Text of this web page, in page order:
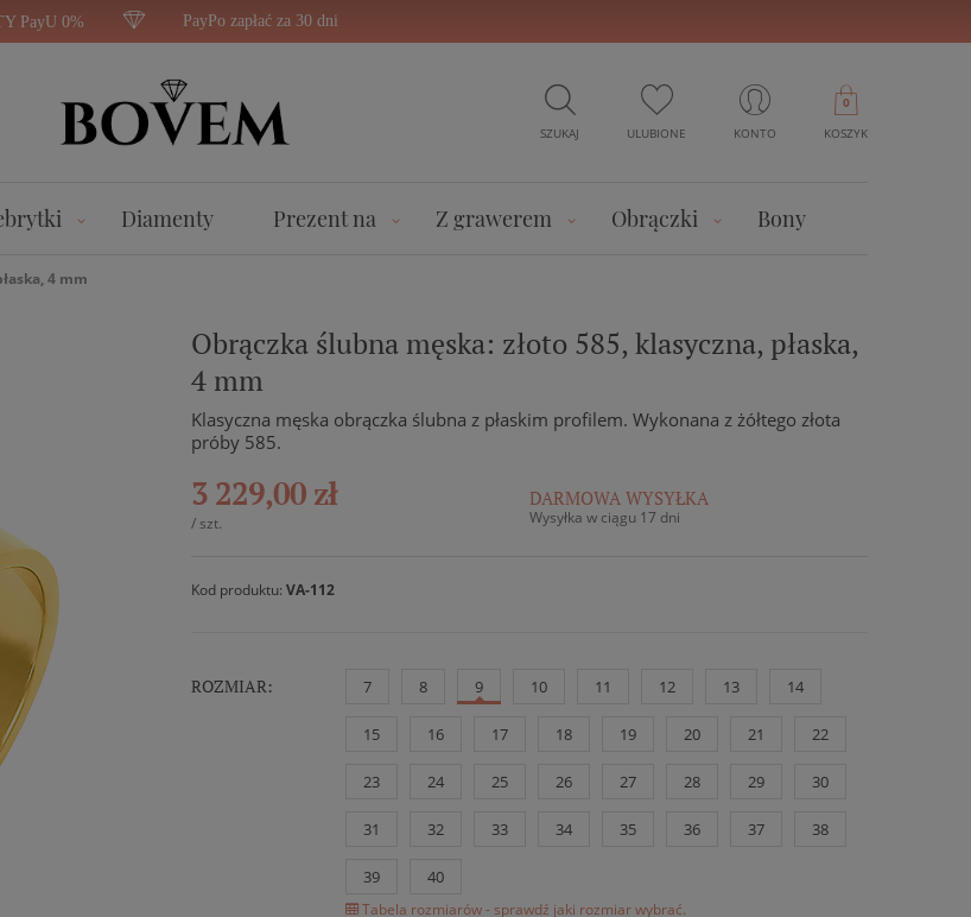
PayU 0% PayPo zapłać za 30 dni
SZUKAJ ULUBIONE KONTO KOSZYK
0
Diamenty Prezent na Z grawerem Obrączki Bony
4 mm
Obrączka ślubna męska: złoto 585, klasyczna, płaska,
4 mm
Klasyczna męska obrączka ślubna z płaskim profilem. Wykonana z żółtego złota
próby 585.
3 229,00 zł
/ szt.
DARMOWA WYSYŁKA
Wysyłka w ciągu 17 dni
Kod produktu: VA-112
ROZMIAR: 7 8 9 10 11 12 13 14
15 16 17 18 19 20 21 22
23 24 25 26 27 28 29 30
31 32 33 34 35 36 37 38
39 40
Tabela rozmiarów - sprawdź jaki rozmiar wybrać.